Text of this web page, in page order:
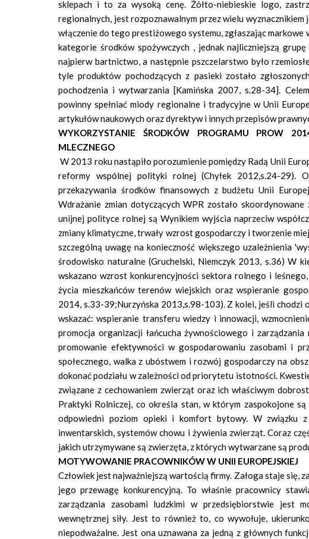
sklepach i to za wysoką cenę. Żółto-niebieskie logo,
regionalnych, jest rozpoznawalnym przez wielu
włączenie do tego prestiżowego systemu, zgłaszając
kategorie środków spożywczych , jednak najliczniejszą
najpierw bartnictwo, a następnie pszczelarstwo było
tyle produktów pochodzących z pasieki zostało
pochodzenia i wytwarzania [Kamińska 2007, s.28-34].
powinny spełniać miody regionalne i tradycyjne w Unii
artykułów naukowych oraz dyrektyw i innych przepisów
WYKORZYSTANIE ŚRODKÓW PROGRAMU PROW
MLECZNEGO
W 2013 roku nastąpiło porozumienie pomiędzy Radą Unii
reformy wspólnej polityki rolnej (Chyłek 2012,s.24-29).
przekazywania środków finansowych z budżetu Unii
Wdrażanie zmian dotyczących WPR zostało
unijnej polityce rolnej są Wynikiem wyjścia naprzeciw
zmiany klimatyczne, trwały wzrost gospodarczy i tworzenie
szczególną uwagę na konieczność większego uzależnienia
środowisko naturalne (Gruchelski, Niemczyk 2013, s.36) W
wskazano wzrost konkurencyjności sektora rolnego i
życia mieszkańców terenów wiejskich oraz wspieranie
2014, s.33-39;Nurzyńska 2013,s.98-103). Z kolei, jeśli
wskazać: wspieranie transferu wiedzy i innowacji,
promocja organizacji łańcucha żywnościowego i
promowanie efektywności w gospodarowaniu zasobami i
społecznego, walka z ubóstwem i rozwój gospodarczy na
dokonać podziału w zależności od priorytetu istotności.
związane z cechowaniem zwierząt oraz ich właściwym
Praktyki Rolniczej, co określa stan, w którym zaspokojone
odpowiedni poziom opieki i komfort bytowy. W związku
inwentarskich, systemów chowu i żywienia zwierząt. Coraz
jakich utrzymywane są zwierzęta, z których wytwarzane są
MOTYWOWANIE PRACOWNIKÓW W UNII EUROPEJSKIEJ
Człowiek jest najważniejszą wartością firmy. Załoga staje się,
jego przewagę konkurencyjną. To właśnie pracownicy
zarządzania zasobami ludzkimi w przedsiębiorstwie jest
wewnętrznej siły. Jest to również to, co wywołuje,
niepodważalne. Jest ona uznawana za jedną z głównych